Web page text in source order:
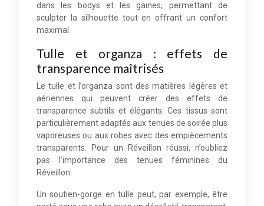
dans les bodys et les gaines, permettant de
sculpter la silhouette tout en offrant un confort
maximal.
Tulle et organza : effets de
transparence maîtrisés
Le tulle et l’organza sont des matières légères et
aériennes qui peuvent créer des effets de
transparence subtils et élégants. Ces tissus sont
particulièrement adaptés aux tenues de soirée plus
vaporeuses ou aux robes avec des empiècements
transparents. Pour un Réveillon réussi, n’oubliez
pas l’importance des tenues féminines du
Réveillon.
Un soutien-gorge en tulle peut, par exemple, être